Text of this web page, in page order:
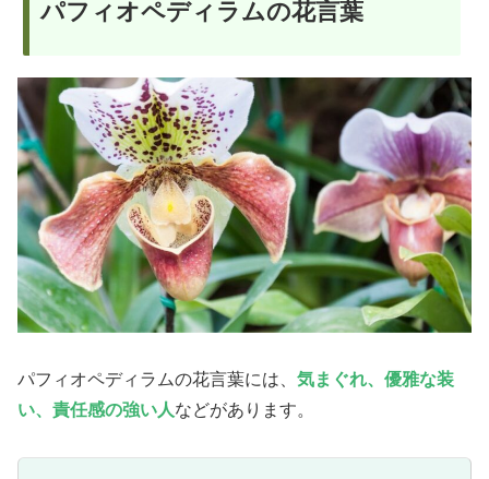
パフィオペディラムの花言葉
パフィオペディラムの花言葉には、 気まぐれ、優雅な装
い、責任感の強い人などがあります。